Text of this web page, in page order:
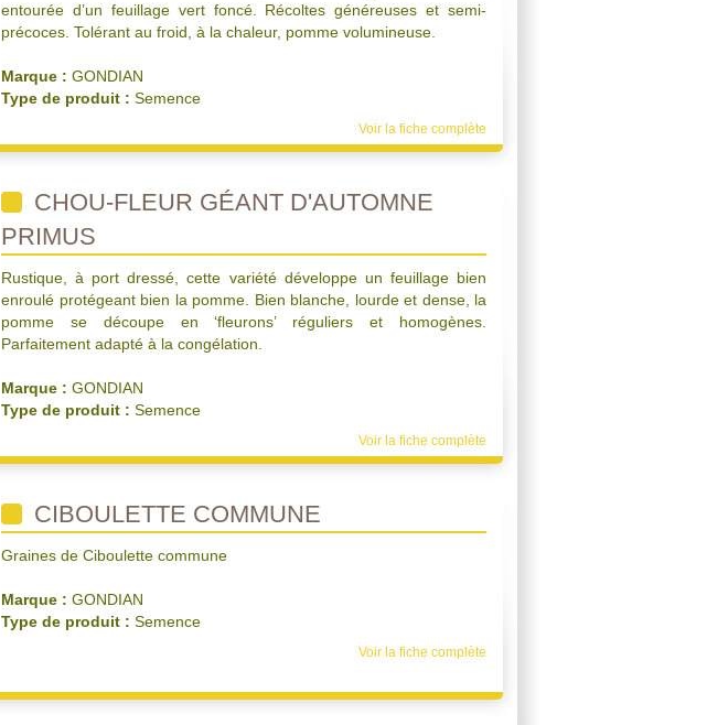
entourée d’un feuillage vert foncé. Récoltes généreuses et semi-
précoces. Tolérant au froid, à la chaleur, pomme volumineuse.
Marque : GONDIAN
Type de produit : Semence
Voir la fiche complète
CHOU-FLEUR GÉANT D'AUTOMNE
PRIMUS
Rustique, à port dressé, cette variété développe un feuillage bien
enroulé protégeant bien la pomme. Bien blanche, lourde et dense, la
pomme se découpe en ‘fleurons’ réguliers et homogènes.
Parfaitement adapté à la congélation.
Marque : GONDIAN
Type de produit : Semence
Voir la fiche complète
CIBOULETTE COMMUNE
Graines de Ciboulette commune
Marque : GONDIAN
Type de produit : Semence
Voir la fiche complète